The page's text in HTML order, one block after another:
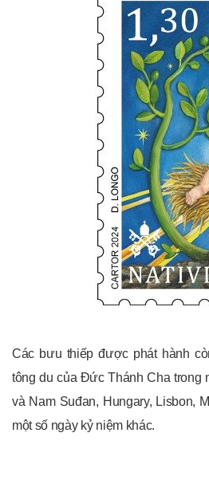
Các bưu thiếp được phát hành
tông du của Đức Thánh Cha trong
và Nam Suđan, Hungary, Lisbon,
một số ngày kỷ niệm khác.